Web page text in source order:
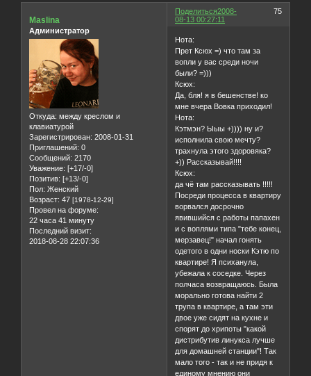
Поделиться 75
2008-
08-13 00:27:11
Maslina
Администратор
Откуда: между креслом и
клавиатурой
Зарегистрирован: 2008-01-31
Приглашений: 0
Сообщений: 2170
Уважение: [+17/-0]
Позитив: [+13/-0]
Пол: Женский
Возраст: 47 [1978-12-29]
Провел на форуме:
22 часа 41 минуту
Последний визит:
2018-08-28 22:07:36
Нота:
Прет Ксюх =) что там за
вопли у вас среди ночи
были? =)))
Ксюх:
Да, бля! я в бешенстве! ко
мне вчера Вовка приходил!
Нота:
Кэтмэн? Ыыы +)))) ну и?
исполнила свою мечту?
трахнула этого здоровяка?
+)) Рассказывай!!!!
Ксюх:
да чё там рассказывать !!!!!
Посреди процесса в квартиру
ворвался досрочно
явившийся с работы папахен
и с воплями типа "тебе конец,
мерзавец!" начал гонять
одетого в одни носки Кэтю по
квартире! Я психанула,
убежала к соседке. Через
полчаса возвращаюсь. Была
морально готова найти 2
трупа в квартире, а там эти
двое уже сидят на кухне и
спорят до хрипоты "какой
дистрибутив линукса лучше
для домашней станции"! Так
мало того - так и не придя к
единому мнению они